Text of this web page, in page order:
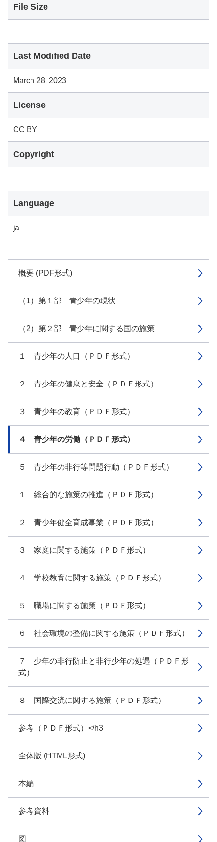
概要 (PDF形式)
（1）第１部 青少年の現状
（2）第２部 青少年に関する国の施策
１ 青少年の人口（ＰＤＦ形式）
２ 青少年の健康と安全（ＰＤＦ形式）
３ 青少年の教育（ＰＤＦ形式）
４ 青少年の労働（ＰＤＦ形式）
５ 青少年の非行等問題行動（ＰＤＦ形式）
１ 総合的な施策の推進（ＰＤＦ形式）
２ 青少年健全育成事業（ＰＤＦ形式）
３ 家庭に関する施策（ＰＤＦ形式）
４ 学校教育に関する施策（ＰＤＦ形式）
５ 職場に関する施策（ＰＤＦ形式）
６ 社会環境の整備に関する施策（ＰＤＦ形式）
７ 少年の非行防止と非行少年の処遇（ＰＤＦ形
式）
８ 国際交流に関する施策（ＰＤＦ形式）
参考（ＰＤＦ形式）</h3
全体版 (HTML形式)
本編
参考資料
図
File Size
Last Modified Date
March 28, 2023
License
CC BY
Copyright
Language
ja